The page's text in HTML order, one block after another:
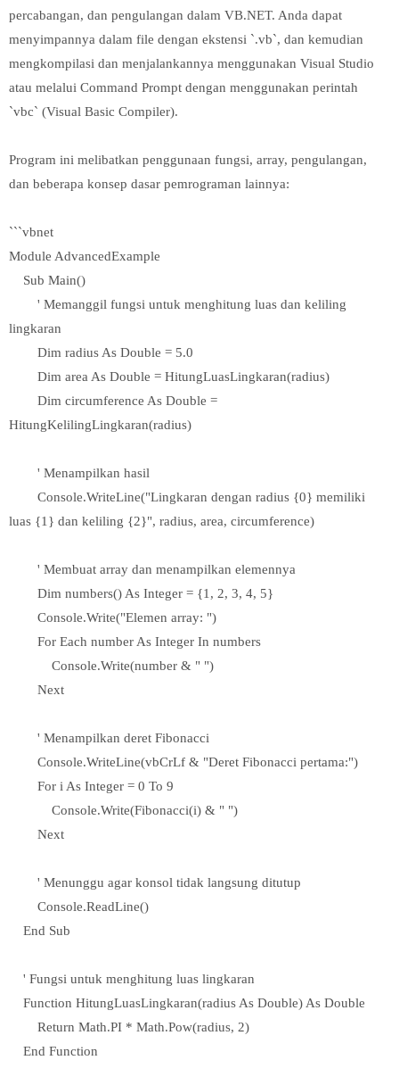
percabangan, dan pengulangan dalam VB.NET. Anda dapat
menyimpannya dalam file dengan ekstensi `.vb`, dan kemudian
mengkompilasi dan menjalankannya menggunakan Visual Studio
atau melalui Command Prompt dengan menggunakan perintah
`vbc` (Visual Basic Compiler).
Program ini melibatkan penggunaan fungsi, array, pengulangan,
dan beberapa konsep dasar pemrograman lainnya:
```vbnet
Module AdvancedExample
Sub Main()
' Memanggil fungsi untuk menghitung luas dan keliling
lingkaran
Dim radius As Double = 5.0
Dim area As Double = HitungLuasLingkaran(radius)
Dim circumference As Double =
HitungKelilingLingkaran(radius)
' Menampilkan hasil
Console.WriteLine("Lingkaran dengan radius {0} memiliki
luas {1} dan keliling {2}", radius, area, circumference)
' Membuat array dan menampilkan elemennya
Dim numbers() As Integer = {1, 2, 3, 4, 5}
Console.Write("Elemen array: ")
For Each number As Integer In numbers
Console.Write(number & " ")
Next
' Menampilkan deret Fibonacci
Console.WriteLine(vbCrLf & "Deret Fibonacci pertama:")
For i As Integer = 0 To 9
Console.Write(Fibonacci(i) & " ")
Next
' Menunggu agar konsol tidak langsung ditutup
Console.ReadLine()
End Sub
' Fungsi untuk menghitung luas lingkaran
Function HitungLuasLingkaran(radius As Double) As Double
Return Math.PI * Math.Pow(radius, 2)
End Function